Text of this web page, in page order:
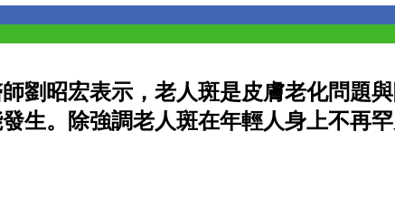
劉昭宏表示，老人斑是皮膚老化問題
生。除強調老人斑在年輕人身上不再